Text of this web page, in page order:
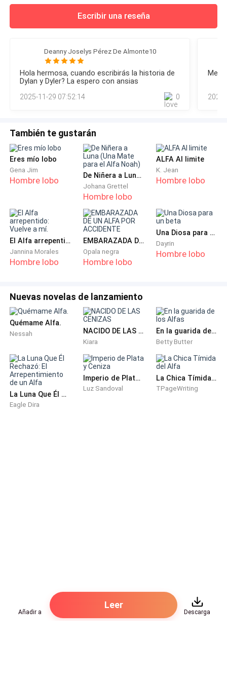
Escribir una reseña
Deanny Joselys Pérez De Almonte10
Hola hermosa, cuando escribirás la historia de
Dylan y Dyler? La espero con ansias
2025-11-29 07:52:14
0
Me
También te gustarán
Eres mío lobo
Gena Jim
Hombre lobo De Niñera a Luna (Una Mate para el Alfa Noah)
Johana Grettel
Hombre lobo
ALFA Al limite
K. Jean
Hombre lobo
El Alfa arrepentido: Vuelve a mí.
Jannina Morales
Hombre lobo
EMBARAZADA DE UN ALFA POR ACCIDENTE
Opala negra
Hombre lobo
Una Diosa para un beta
Dayrin
Hombre lobo
Nuevas novelas de lanzamiento
Quémame Alfa.
Nessah NACIDO DE LAS CENIZAS
Kiara
En la guarida de los Alfas
Betty Butter
La Luna Que Él Rechazó: El Arrepentimiento de un Alfa
Eagle Dira
Imperio de Plata y Ceniza
Luz Sandoval
La Chica Tímida del Alfa
TPageWriting
Añadir a
Leer
Descarga